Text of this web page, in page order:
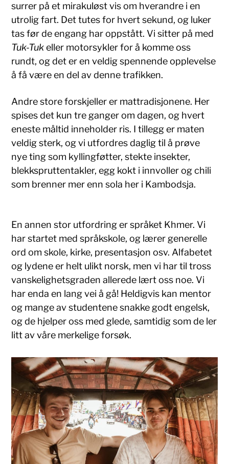
surrer på et mirakuløst vis om hverandre i en
utrolig fart. Det tutes for hvert sekund, og luker
tas før de engang har oppstått. Vi sitter på med
Tuk-Tukeller motorsykler for å komme oss
rundt, og det er en veldig spennende opplevelse
å få være en del av denne trafikken.
Andre store forskjeller er mattradisjonene. Her
spises det kun tre ganger om dagen, og hvert
eneste måltid inneholder ris. I tillegg er maten
veldig sterk, og vi utfordres daglig til å prøve
nye ting som kyllingføtter, stekte insekter,
blekkspruttentakler, egg kokt i innvoller og chili
som brenner mer enn sola her i Kambodsja.
En annen stor utfordring er språket Khmer. Vi
har startet med språkskole, og lærer generelle
ord om skole, kirke, presentasjon osv. Alfabetet
og lydene er helt ulikt norsk, men vi har til tross
vanskelighetsgraden allerede lært oss noe. Vi
har enda en lang vei å gå! Heldigvis kan mentor
og mange av studentene snakke godt engelsk,
og de hjelper oss med glede, samtidig som de ler
litt av våre merkelige forsøk.